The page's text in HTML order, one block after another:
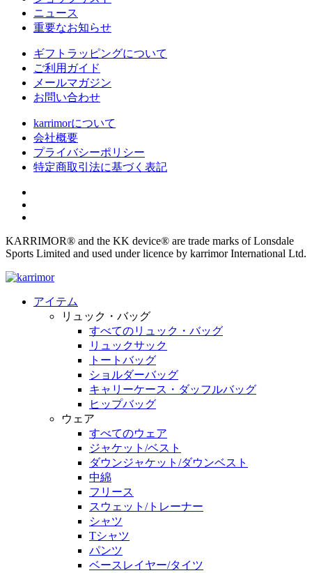
ニュース
重要なお知らせ
ギフトラッピングについて
ご利用ガイド
メールマガジン
お問い合わせ
karrimorについて
会社概要
プライバシーポリシー
特定商取引法に基づく表記
KARRIMOR® and the KK device® are trade marks of Lonsdale
Sports Limited and used under licence by karrimor International Ltd.
アイテム
リュック・バッグ
すべてのリュック・バッグ
リュックサック
トートバッグ
ショルダーバッグ
キャリーケース・ダッフルバッグ
ヒップバッグ
ウェア
すべてのウェア
ジャケット/ベスト
ダウンジャケット/ダウンベスト
中綿
フリース
スウェット/トレーナー
シャツ
Tシャツ
パンツ
ベースレイヤー/タイツ